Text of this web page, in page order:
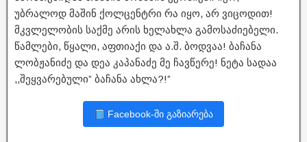
უბრალოდ მაშინ ქოლცენტრი რა იყო, არ ვიცოდით!
მკვლელობის საქმე არის ხელახლა გამოსაძიებელი.
წამლები, წყალი, აფთიაქი და ა.შ. ბოდვაა! ბაჩანა
ლობჟანიძე და დეა კაპანაძე მე ჩავწერე! ნეტა სადაა
,,შეყვარებული” ბაჩანა ახლა?!”
Facebook-ში გაზიარება